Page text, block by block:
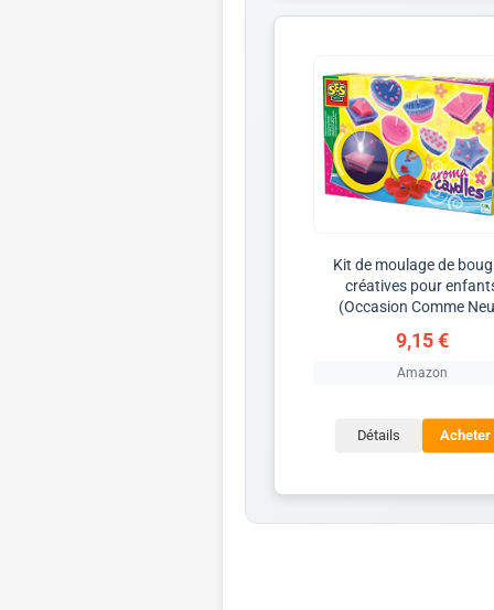
Kit de moulage de
créatives pour
(Occasion Comme
9,15 €
Amazon
Détails Acheter